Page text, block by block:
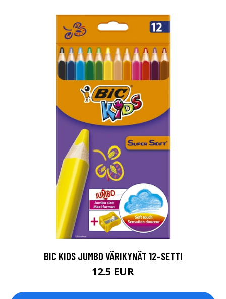
BIC KIDS JUMBO VÄRIKYNÄT 12-SETTI
12.5 EUR